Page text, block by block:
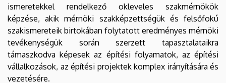
ismeretekkel rendelkező okleveles szakmérnökök
képzése, akik mérnöki szakképzettségük és felsőfokú
szakismereteik birtokában folytatott eredményes mérnöki
tevékenységük során szerzett tapasztalataikra
támaszkodva képesek az építési folyamatok, az építési
vállalkozások, az építési projektek komplex irányítására és
vezetésére.